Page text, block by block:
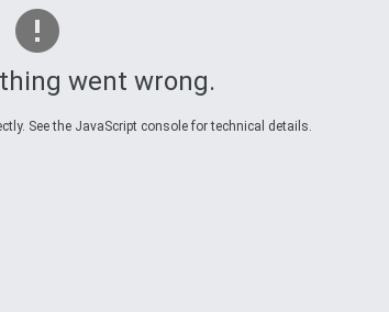
went wrong.
See the JavaScript console for technical details.